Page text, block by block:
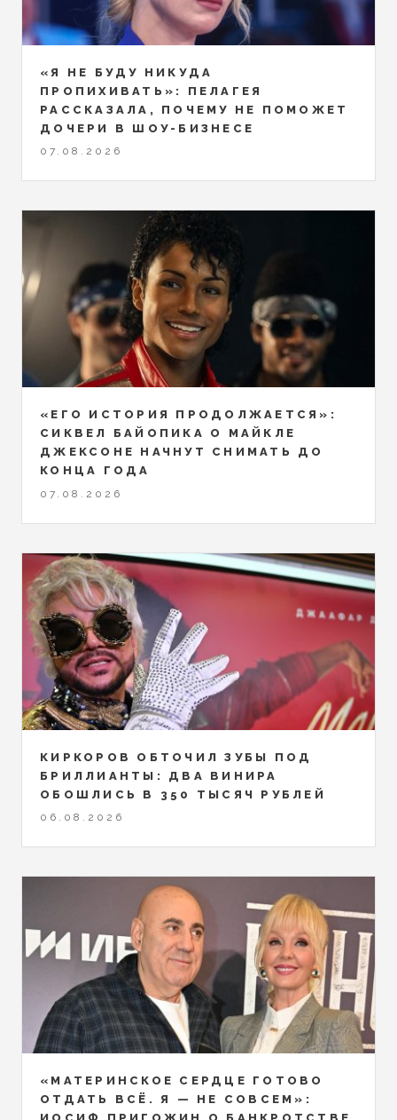
«Я НЕ БУДУ НИКУДА
ПРОПИХИВАТЬ»: ПЕЛАГЕЯ
РАССКАЗАЛА, ПОЧЕМУ НЕ ПОМОЖЕТ
ДОЧЕРИ В ШОУ-БИЗНЕСЕ
07.08.2026
«ЕГО ИСТОРИЯ ПРОДОЛЖАЕТСЯ»:
СИКВЕЛ БАЙОПИКА О МАЙКЛЕ
ДЖЕКСОНЕ НАЧНУТ СНИМАТЬ ДО
КОНЦА ГОДА
07.08.2026
КИРКОРОВ ОБТОЧИЛ ЗУБЫ ПОД
БРИЛЛИАНТЫ: ДВА ВИНИРА
ОБОШЛИСЬ В 350 ТЫСЯЧ РУБЛЕЙ
06.08.2026
«МАТЕРИНСКОЕ СЕРДЦЕ ГОТОВО
ОТДАТЬ ВСЁ. Я — НЕ СОВСЕМ»: